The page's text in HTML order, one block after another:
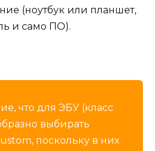
(ноутбук или планшет,
и само ПО).
что для ЭБУ (класс
выбирать
поскольку в них